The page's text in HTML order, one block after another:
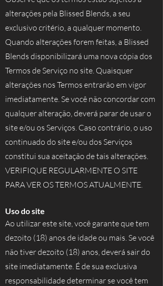
alterações pela Blissed Blends, a seu
exclusivo critério, a qualquer momento.
Quando alterações forem feitas, a Blissed
Blends disponibilizará uma nova cópia dos
Termos de Serviço no site. Quaisquer
alterações nos Termos entrarão em vigor
imediatamente. Se você não concordar com
qualquer alteração, deverá parar de usar o
site e/ou os Serviços. Caso contrário, o uso
continuado do site e/ou dos Serviços
constitui sua aceitação de tais alterações.
VERIFIQUE REGULARMENTE O SITE
PARA VER OS TERMOS ATUALMENTE.
Uso do site
Ao utilizar este site, você garante que tem
dezoito (18) anos de idade ou mais. Se você
não tiver dezoito (18) anos, deverá sair do
site imediatamente. É de sua exclusiva
responsabilidade determinar se você tem